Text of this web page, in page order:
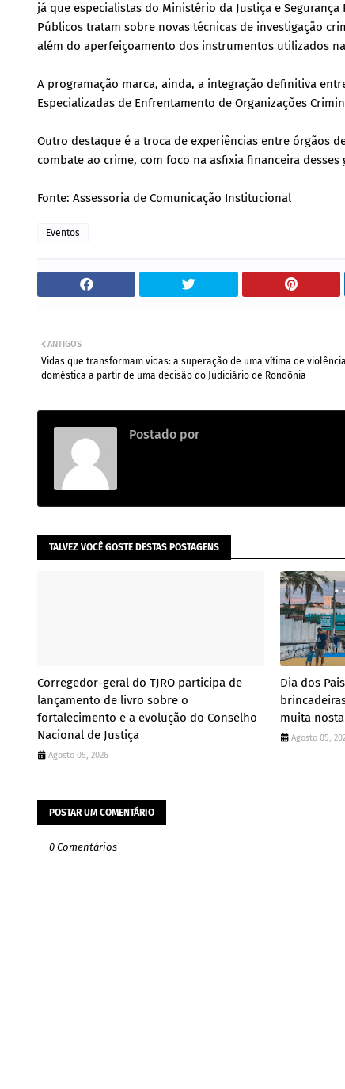
já que especialistas do Ministério da Justiça e
Públicos tratam sobre novas técnicas de investigação
além do aperfeiçoamento dos instrumentos utilizados
A programação marca, ainda, a integração definitiva
Especializadas de Enfrentamento de Organizações
Outro destaque é a troca de experiências entre órgãos
combate ao crime, com foco na asfixia financeira
Fonte: Assessoria de Comunicação Institucional
Eventos
ANTIGOS
Vidas que transformam vidas: a superação de uma vítima de violência
doméstica a partir de uma decisão do Judiciário de Rondônia
Postado por
TALVEZ VOCÊ GOSTE DESTAS POSTAGENS
Corregedor-geral do TJRO participa de
lançamento de livro sobre o
fortalecimento e a evolução do Conselho
Nacional de Justiça
Agosto 05, 2026
Dia dos
muita
Agosto 05,
POSTAR UM COMENTÁRIO
0 Comentários